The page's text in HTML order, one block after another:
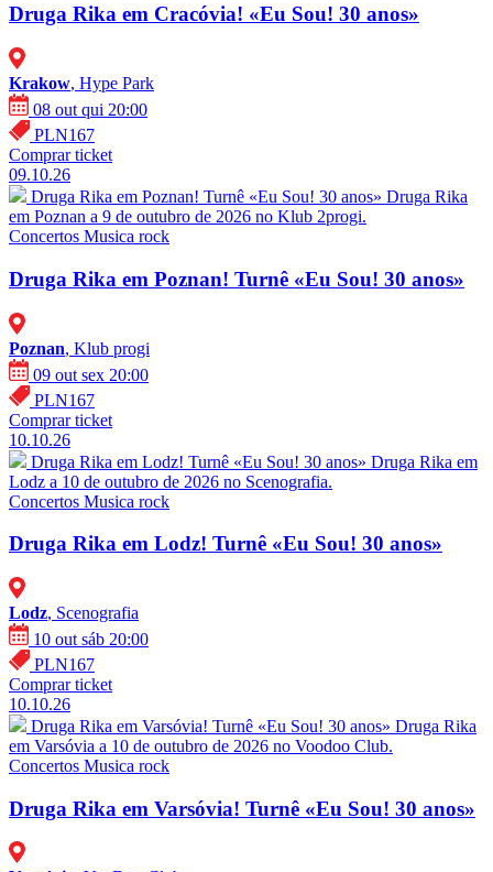
Druga Rika em Cracóvia! «Eu Sou! 30 anos»
Krakow, Hype Park
08 out qui 20:00
PLN167
Comprar ticket
09.10.26
Druga Rika em Poznan! Turnê «Eu Sou! 30 anos» Druga Rika
em Poznan a 9 de outubro de 2026 no Klub 2progi.
Concertos Musica rock
Druga Rika em Poznan! Turnê «Eu Sou! 30 anos»
Poznan, Klub progi
09 out sex 20:00
PLN167
Comprar ticket
10.10.26
Druga Rika em Lodz! Turnê «Eu Sou! 30 anos» Druga Rika em
Lodz a 10 de outubro de 2026 no Scenografia.
Concertos Musica rock
Druga Rika em Lodz! Turnê «Eu Sou! 30 anos»
Lodz, Scenografia
10 out sáb 20:00
PLN167
Comprar ticket
10.10.26
Druga Rika em Varsóvia! Turnê «Eu Sou! 30 anos» Druga Rika
em Varsóvia a 10 de outubro de 2026 no Voodoo Club.
Concertos Musica rock
Druga Rika em Varsóvia! Turnê «Eu Sou! 30 anos»